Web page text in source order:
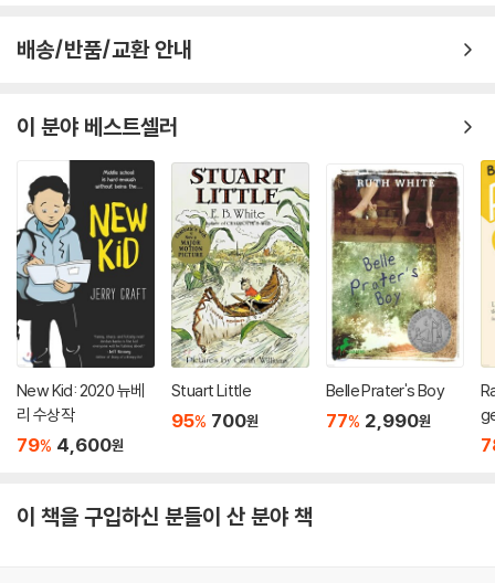
배송/반품/교환 안내
이 분야 베스트셀러
New Kid: 2020 뉴베
리 수상작
79% 4,600원
Stuart Little
95% 700원
Belle Prater's Boy
77% 2,990원
이 책을 구입하신 분들이 산 분야 책